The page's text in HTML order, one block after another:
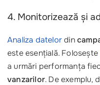
4. Monitorizează și
Analiza datelordin
este esențială. Folosește
a urmări performanța
vanzarilor. De exemplu,